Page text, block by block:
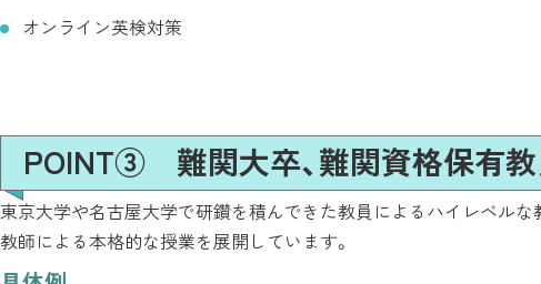
オンライン英検対策
POINT③ 難関大卒、難関資格保有
東京大学や名古屋大学で研鑽を積んできた教員によるハイレベルな
教師による本格的な授業を展開しています。